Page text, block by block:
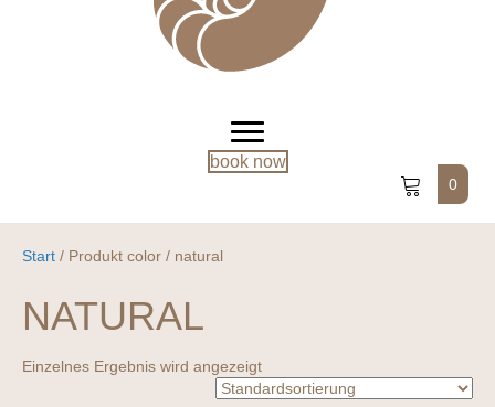
book now
0
Start / Produkt color / natural
NATURAL
Einzelnes Ergebnis wird angezeigt